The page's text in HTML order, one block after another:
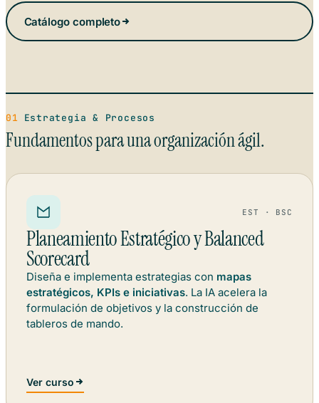
Catálogo completo
01 Estrategia & Procesos
Fundamentos para una organización ágil.
EST · BSC
Planeamiento Estratégico y Balanced
Scorecard
Diseña e implementa estrategias con mapas
estratégicos, KPIs e iniciativas. La IA acelera la
formulación de objetivos y la construcción de
tableros de mando.
Ver curso